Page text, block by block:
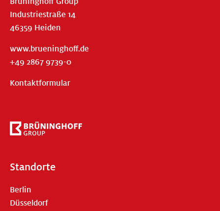
Industriestraße 14
46359 Heiden
www.brueninghoff.de
+49 2867 9739-0
Kontaktformular
Standorte
Berlin
Düsseldorf